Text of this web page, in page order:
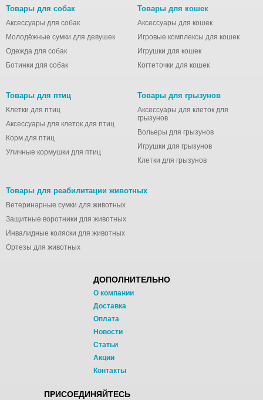
Товары для собак
Аксессуары для собак
Молодёжные сумки для девушек
Одежда для собак
Ботинки для собак
Товары для кошек
Аксессуары для кошек
Игровые комплексы для кошек
Игрушки для кошек
Когтеточки для кошек
Товары для птиц
Клетки для птиц
Аксессуары для клеток для птиц
Корм для птиц
Уличные кормушки для птиц
Товары для грызунов
Аксессуары для клеток для
грызунов
Вольеры для грызунов
Игрушки для грызунов
Клетки для грызунов
Товары для реабилитации животных
Ветеринарные сумки для животных
Защитные воротники для животных
Инвалидные коляски для животных
Ортезы для животных
ДОПОЛНИТЕЛЬНО
О компании
Доставка
Оплата
Новости
Статьи
Акции
Контакты
ПРИСОЕДИНЯЙТЕСЬ